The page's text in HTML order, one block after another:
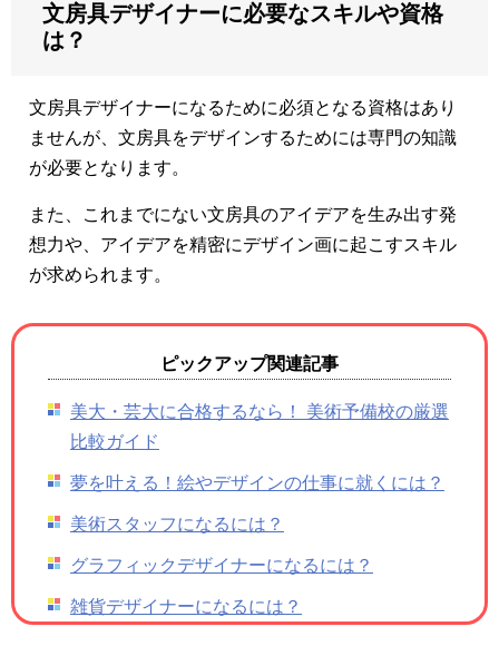
文房具デザイナーに必要なスキルや資格
は？
文房具デザイナーになるために必須となる資格はあり
ませんが、文房具をデザインするためには専門の知識
が必要となります。
また、これまでにない文房具のアイデアを生み出す発
想力や、アイデアを精密にデザイン画に起こすスキル
が求められます。
ピックアップ関連記事
美大・芸大に合格するなら！ 美術予備校の厳選
比較ガイド
夢を叶える！絵やデザインの仕事に就くには？
美術スタッフになるには？
グラフィックデザイナーになるには？
雑貨デザイナーになるには？